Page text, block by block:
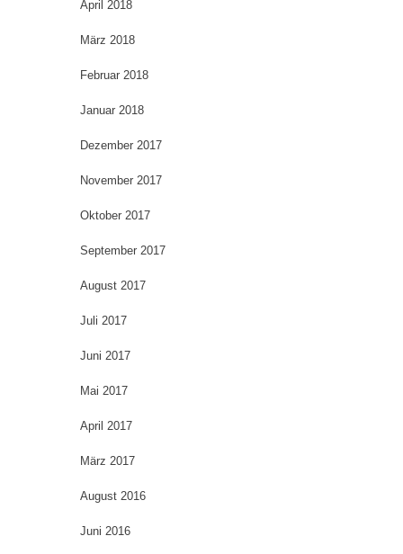
April 2018
März 2018
Februar 2018
Januar 2018
Dezember 2017
November 2017
Oktober 2017
September 2017
August 2017
Juli 2017
Juni 2017
Mai 2017
April 2017
März 2017
August 2016
Juni 2016